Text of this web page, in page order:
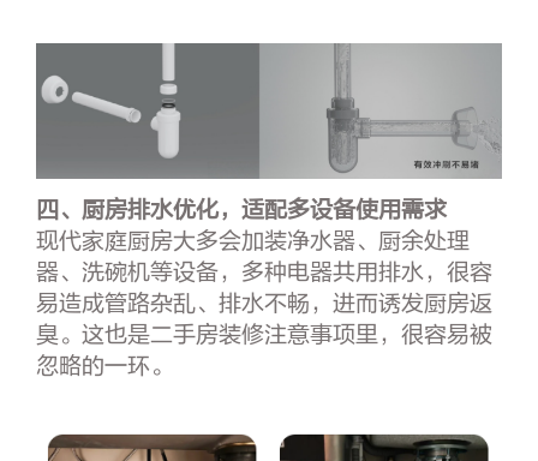
四、厨房排水优化，适配多设备使用需求
现代家庭厨房大多会加装净水器、厨余处理
器、洗碗机等设备，多种电器共用排水，很容
易造成管路杂乱、排水不畅，进而诱发厨房返
臭。这也是二手房装修注意事项里，很容易被
忽略的一环。